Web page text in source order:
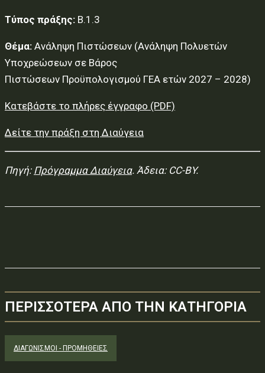
Τύπος πράξης: Β.1.3
Θέμα: Ανάληψη Πιστώσεων (Ανάληψη Πολυετών
Υποχρεώσεων σε Βάρος
Πιστώσεων Προϋπολογισμού ΓΕΑ ετών 2027 – 2028)
Κατεβάστε το πλήρες έγγραφο (PDF)
Δείτε την πράξη στη Διαύγεια
Πηγή: Πρόγραμμα Διαύγεια. Άδεια: CC-BY.
ΠΕΡΙΣΣΟΤΕΡΑ ΑΠΟ ΤΗΝ ΚΑΤΗΓΟΡΙΑ
ΔΙΑΓΩΝΙΣΜΟΊ - ΠΡΟΜΉΘΕΙΕΣ